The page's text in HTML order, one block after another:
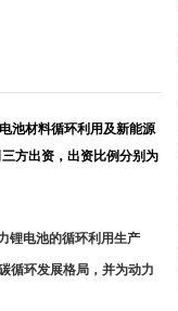
池材料循环利用及新能源
方出资， 出资比例分别为
锂电池的循环利用生产
循环发展格局，并为动力